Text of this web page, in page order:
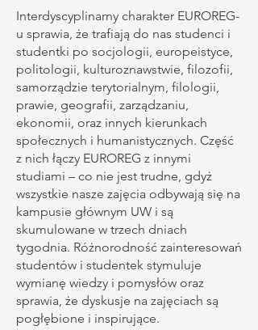
Interdyscyplinarny charakter EUROREG-
u sprawia, że trafiają do nas studenci i
studentki po socjologii, europeistyce,
politologii, kulturoznawstwie, filozofii,
samorządzie terytorialnym, filologii,
prawie, geografii, zarządzaniu,
ekonomii, oraz innych kierunkach
społecznych i humanistycznych. Część
z nich łączy EUROREG z innymi
studiami – co nie jest trudne, gdyż
wszystkie nasze zajęcia odbywają się na
kampusie głównym UW i są
skumulowane w trzech dniach
tygodnia. Różnorodność zainteresowań
studentów i studentek stymuluje
wymianę wiedzy i pomysłów oraz
sprawia, że dyskusje na zajęciach są
pogłębione i inspirujące.